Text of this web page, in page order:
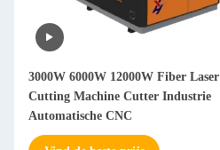
3000W 6000W 12000W Fiber Laser
Cutting Machine Cutter Industrie
Automatische CNC